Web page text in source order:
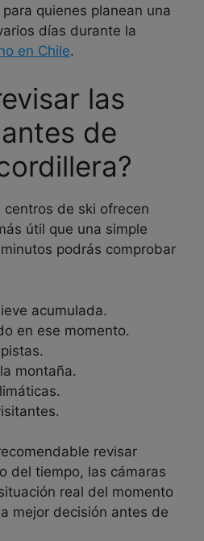
quienes planean una
días durante la
en Chile.
las
de
de ski ofrecen
útil que una simple
podrás comprobar
acumulada.
en ese momento.
montaña.
revisar
del tiempo, las cámaras
real del momento
mejor decisión antes de